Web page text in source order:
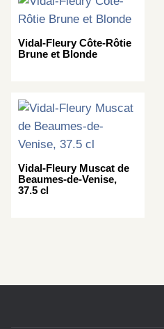
Vidal-Fleury Côte-Rôtie
Brune et Blonde
Vidal-Fleury Muscat de
Beaumes-de-Venise,
37.5 cl